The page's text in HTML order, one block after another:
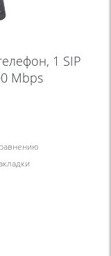
1 SIP
Mbps